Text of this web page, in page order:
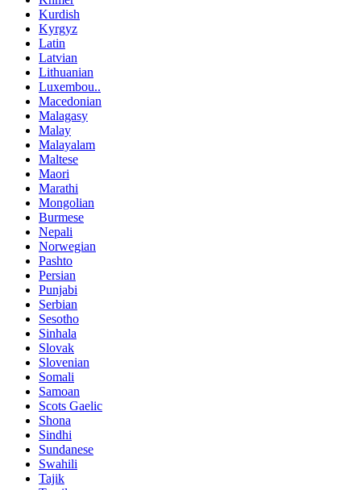
Kurdish
Kyrgyz
Latin
Latvian
Lithuanian
Luxembou..
Macedonian
Malagasy
Malay
Malayalam
Maltese
Maori
Marathi
Mongolian
Burmese
Nepali
Norwegian
Pashto
Persian
Punjabi
Serbian
Sesotho
Sinhala
Slovak
Slovenian
Somali
Samoan
Scots Gaelic
Shona
Sindhi
Sundanese
Swahili
Tajik